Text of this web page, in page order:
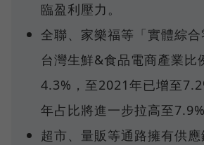
臨盈利壓力。
全聯、家樂福等「實體綜
台灣生鮮&食品電商產業比
4.3%，至2021年已增至
年占比將進一步拉高至7.9%
超市、量販等通路擁有供應